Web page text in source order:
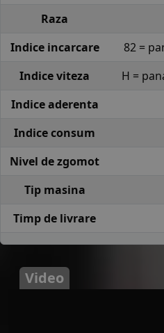
Raza
Indice incarcare
82 =
Indice viteza
H =
Indice aderenta
Indice consum
Nivel de zgomot
Tip masina
Timp de livrare
Video